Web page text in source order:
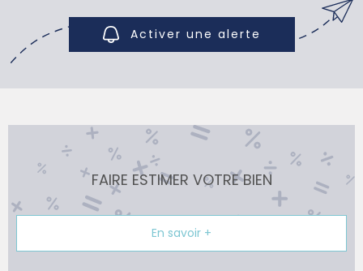
Activer une alerte
FAIRE ESTIMER VOTRE BIEN
En savoir +